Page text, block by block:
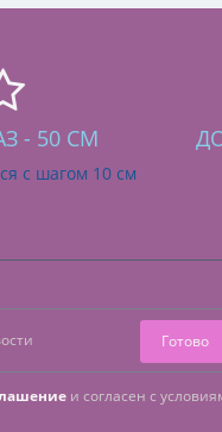
- 50 СМ
с шагом 10 см
и согласен с
Готово